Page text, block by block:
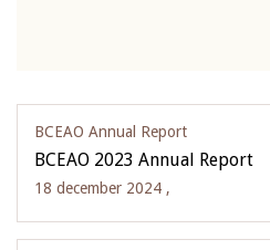
BCEAO Annual Report
BCEAO 2023 Annual Report
18 december 2024 ,